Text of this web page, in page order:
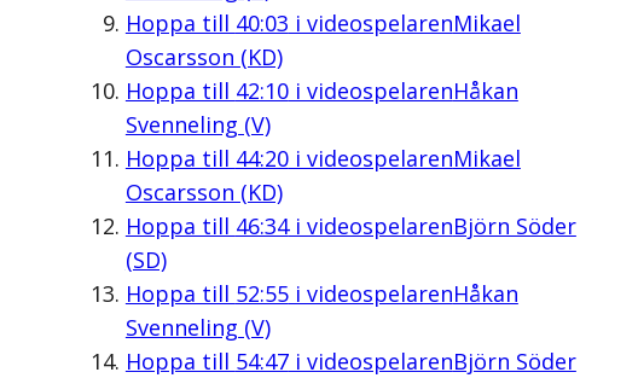
Hoppa till 40:03 i videospelarenMikael
Oscarsson (KD)
Hoppa till 42:10i videospelarenHåkan
Svenneling (V)
Hoppa till 44:20i videospelarenMikael
Oscarsson (KD)
Hoppa till 46:34i videospelarenBjörn Söder
(SD)
Hoppa till 52:55i videospelarenHåkan
Svenneling (V)
Hoppa till 54:47i videospelarenBjörn Söder